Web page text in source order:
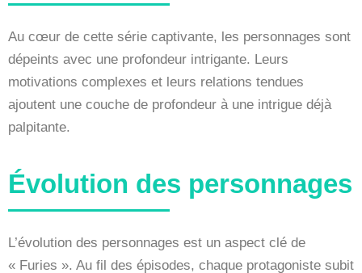
Au cœur de cette série captivante, les personnages sont
dépeints avec une profondeur intrigante. Leurs
motivations complexes et leurs relations tendues
ajoutent une couche de profondeur à une intrigue déjà
palpitante.
Évolution des personnages
L’évolution des personnages est un aspect clé de
« Furies ». Au fil des épisodes, chaque protagoniste subit